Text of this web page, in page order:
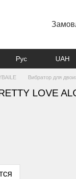
Рус UAH
Вибратор для
LOVE